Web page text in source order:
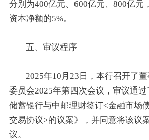
分别为400亿元、600亿元、800亿元
资本净额的5%。
五、审议程序
2025年10月23日，本行召开了
委员会2025年第四次会议，审议通
储蓄银行与中邮理财签订<金融市场
交易协议>的议案》，并同意将该议
议。